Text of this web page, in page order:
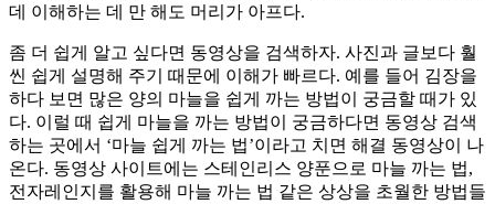
데 이해하는 데 만 해도 머리가 아프다.
좀 더 쉽게 알고 싶다면 동영상을 검색하자. 사진과 글보다 훨
씬 쉽게 설명해 주기 때문에 이해가 빠르다. 예를 들어 김장을
하다 보면 많은 양의 마늘을 쉽게 까는 방법이 궁금할 때가 있
다. 이럴 때 쉽게 마늘을 까는 방법이 궁금하다면 동영상 검색
하는 곳에서 ‘마늘 쉽게 까는 법’이라고 치면 해결 동영상이 나
온다. 동영상 사이트에는 스테인리스 양푼으로 마늘 까는 법,
전자레인지를 활용해 마늘 까는 법 같은 상상을 초월한 방법들